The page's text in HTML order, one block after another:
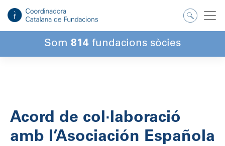
contingut
Som 814 fundacions sòcies
Acord de col·laboració
amb l’Asociación Española